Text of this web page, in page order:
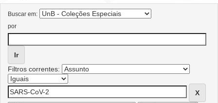
Buscar em:
por
Filtros correntes: